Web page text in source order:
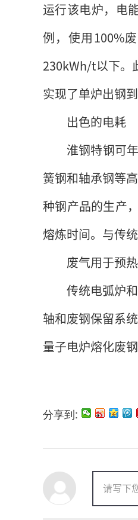
运行该电炉，电
例，使用100%
230kWh/t以下。
实现了单炉出钢
出色的电耗
淮钢特钢可
簧钢和轴承钢等
种钢产品的生产
熔炼时间。与传
废气用于预
传统电弧炉
轴和废钢保留系
量子电炉熔化废
分享到: